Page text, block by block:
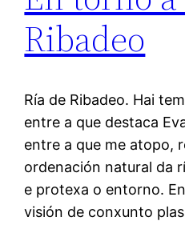
Ribadeo
Ría de Ribadeo. Hai
entre a que destaca
entre a que me atopo,
ordenación natural da
e protexa o entorno.
visión de conxunto